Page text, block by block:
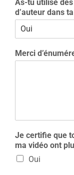
As-tu utilisé
d’auteur dans
Merci
Je certifie que
ma vidéo ont
Oui